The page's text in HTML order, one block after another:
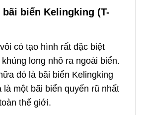
biển Kelingking (T-
có tạo hình rất đặc biệt
long nhô ra ngoài biển.
đó là bãi biển Kelingking
một bãi biển quyến rũ nhất
thế giới.